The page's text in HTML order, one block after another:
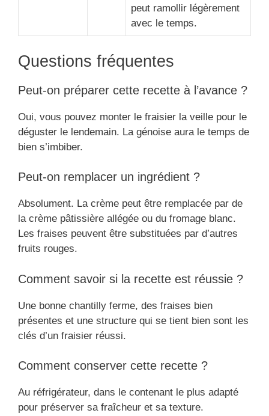
peut ramollir légèrement
avec le temps.
Questions fréquentes
Peut-on préparer cette recette à l’avance ?
Oui, vous pouvez monter le fraisier la veille pour le
déguster le lendemain. La génoise aura le temps de
bien s’imbiber.
Peut-on remplacer un ingrédient ?
Absolument. La crème peut être remplacée par de
la crème pâtissière allégée ou du fromage blanc.
Les fraises peuvent être substituées par d’autres
fruits rouges.
Comment savoir si la recette est réussie ?
Une bonne chantilly ferme, des fraises bien
présentes et une structure qui se tient bien sont les
clés d’un fraisier réussi.
Comment conserver cette recette ?
Au réfrigérateur, dans le contenant le plus adapté
pour préserver sa fraîcheur et sa texture.